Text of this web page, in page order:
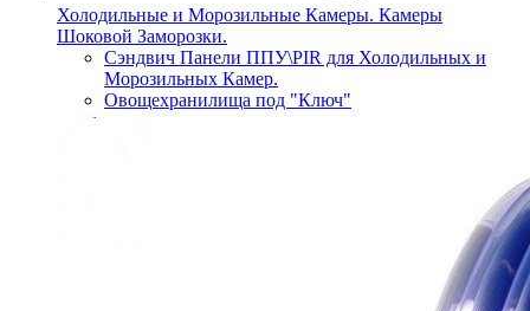
Холодильные и Морозильные Камеры. Камеры
Шоковой Заморозки.
Сэндвич Панели ППУ\PIR для Холодильных и
Морозильных Камер.
Овощехранилища под "Ключ"